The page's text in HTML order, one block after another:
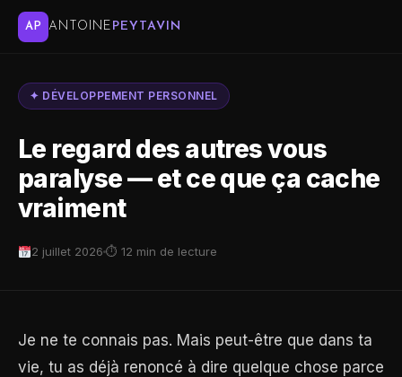
AP ANTOINE PEYTAVIN
✦ DÉVELOPPEMENT PERSONNEL
Le regard des autres vous
paralyse — et ce que ça cache
vraiment
2 juillet 2026 ⏱ 12 min de lecture
Je ne te connais pas. Mais peut-être que dans ta
vie, tu as déjà renoncé à dire quelque chose parce